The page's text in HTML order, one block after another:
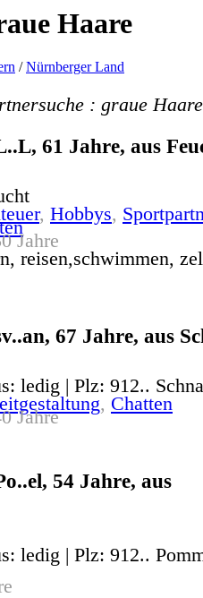
Haare
/Nürnberger Land
: graue Haare
61 Jahre, aus
, Hobbys,
Jahre
reisen,schwimmen,
67 Jahre, aus
ledig | Plz: 912..
, Chatten
Jahre
54 Jahre, aus
ledig | Plz: 912..